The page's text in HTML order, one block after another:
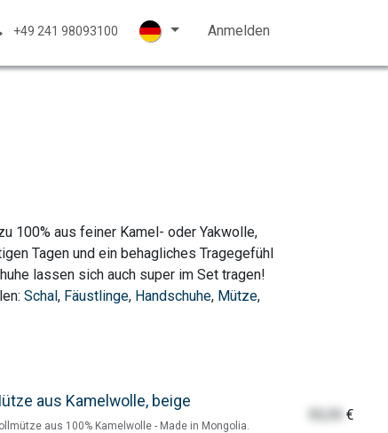
Kontakt Hilfe
+49 241 98093100 Anmelden
100% aus feiner Kamel- oder Yakwolle,
Tagen und ein behagliches Tragegefühl
lassen sich auch super im Set tragen!
Schal, Fäustlinge, Handschuhe, Mütze,
aus Kamelwolle, beige
aus 100% Kamelwolle - Made in Mongolia.
€